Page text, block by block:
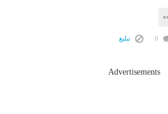
تبليغ
Advertisements